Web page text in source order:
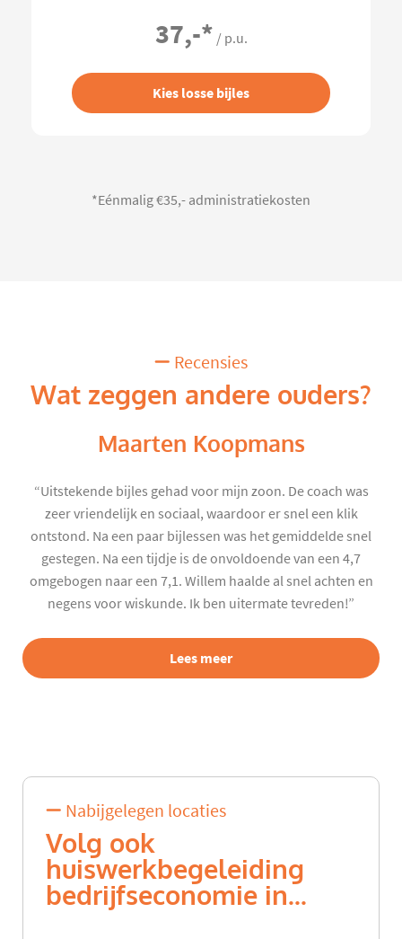
37,-* / p.u.
Kies losse bijles
*Eénmalig €35,- administratiekosten
Recensies
Wat zeggen andere ouders?
Maarten Koopmans
“Uitstekende bijles gehad voor mijn zoon. De coach was
zeer vriendelijk en sociaal, waardoor er snel een klik
ontstond. Na een paar bijlessen was het gemiddelde snel
gestegen. Na een tijdje is de onvoldoende van een 4,7
omgebogen naar een 7,1. Willem haalde al snel achten en
negens voor wiskunde. Ik ben uitermate tevreden!”
Lees meer
Nabijgelegen locaties
Volg ook
huiswerkbegeleiding
bedrijfseconomie in...